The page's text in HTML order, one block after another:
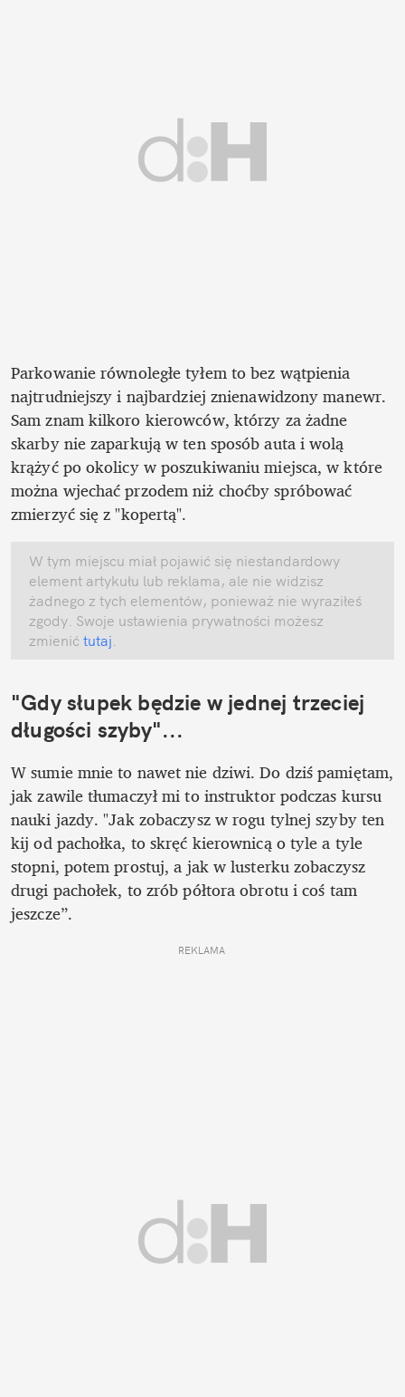
Parkowanie równoległe tyłem to bez wątpienia
najtrudniejszy i najbardziej znienawidzony manewr.
Sam znam kilkoro kierowców, którzy za żadne
skarby nie zaparkują w ten sposób auta i wolą
krążyć po okolicy w poszukiwaniu miejsca, w które
można wjechać przodem niż choćby spróbować
zmierzyć się z "kopertą".
W tym miejscu miał pojawić się niestandardowy
element artykułu lub reklama, ale nie widzisz
żadnego z tych elementów, ponieważ nie wyraziłeś
zgody. Swoje ustawienia prywatności możesz
zmienić tutaj
"Gdy słupek będzie w jednej trzeciej
długości szyby"...
W sumie mnie to nawet nie dziwi. Do dziś pamiętam,
jak zawile tłumaczył mi to instruktor podczas kursu
nauki jazdy. "Jak zobaczysz w rogu tylnej szyby ten
kij od pachołka, to skręć kierownicą o tyle a tyle
stopni, potem prostuj, a jak w lusterku zobaczysz
drugi pachołek, to zrób półtora obrotu i coś tam
jeszcze”.
REKLAMA